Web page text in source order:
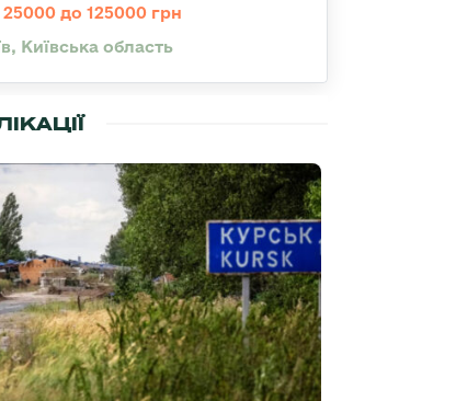
25000 до 125000 грн
Київська область